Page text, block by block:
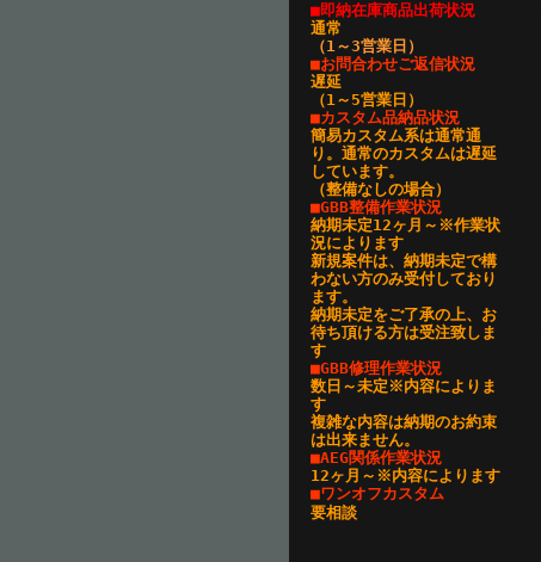
■即納在庫商品出荷状況
通常
（1～3営業日 ）
■お問合わせご返信状況
遅延
（1～5営業日）
■カスタム品納品状況
簡易カスタム系は通常通
り。通常のカスタムは遅延
しています。
（整備なしの場合）
■GBB整備作業状況
納期未定12ヶ月～※作業状
況によります
新規案件は、納期未定で構
わない方のみ受付しており
ます。
納期未定をご了承の上、お
待ち頂ける方は受注致しま
す
■GBB修理作業状況
数日～未定※内容によりま
す
複雑な内容は納期のお約束
は出来ません。
■AEG関係作業状況
12ヶ月～※内容によります
■ワンオフカスタム
要相談